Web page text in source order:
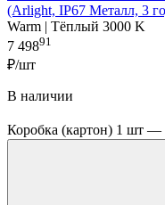
(Arlight, IP67 Металл, 3
Warm | Тёплый 3000 K
7 49891
₽/шт
В наличии
Коробка (картон) 1 шт —